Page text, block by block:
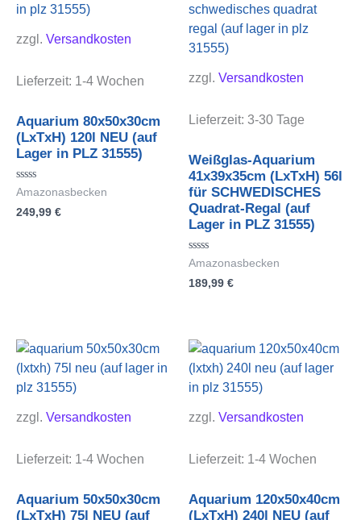
zzgl. Versandkosten
Lieferzeit: 1-4 Wochen
Aquarium 80x50x30cm
(LxTxH) 120l NEU (auf
Lager in PLZ 31555)
Bewertet
0
Amazonasbecken
249,99 €
zzgl. Versandkosten
Lieferzeit: 3-30 Tage
Weißglas-Aquarium
41x39x35cm (LxTxH) 56l
für SCHWEDISCHES
Quadrat-Regal (auf
Lager in PLZ 31555)
Bewertet
0
Amazonasbecken
189,99 €
zzgl. Versandkosten
Lieferzeit: 1-4 Wochen
Aquarium 50x50x30cm
(LxTxH) 75l NEU (auf
zzgl. Versandkosten
Lieferzeit: 1-4 Wochen
Aquarium 120x50x40cm
(LxTxH) 240l NEU (auf